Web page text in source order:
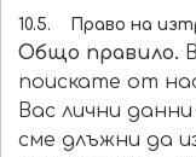
10.5. Право на
Общо правило.
поискате от
Вас лични
сме длъжни да